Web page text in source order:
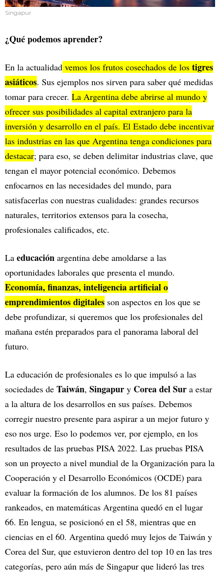
Singapur
¿Qué podemos aprender?
En la actualidad vemos los frutos cosechados de los tigres
asiáticos. Sus ejemplos nos sirven para saber qué medidas
tomar para crecer. La Argentina debe abrirse al mundo y
ofrecer sus posibilidades al capital extranjero para la
inversión y desarrollo en el país. El Estado debe incentivar
las industrias en las que Argentina tenga condiciones para
destacar; para eso, se deben delimitar industrias clave, que
tengan el mayor potencial económico. Debemos
enfocarnos en las necesidades del mundo, para
satisfacerlas con nuestras cualidades: grandes recursos
naturales, territorios extensos para la cosecha,
profesionales calificados, etc.
La educación argentina debe amoldarse a las
oportunidades laborales que presenta el mundo.
Economía, finanzas, inteligencia artificial o
emprendimientos digitales son aspectos en los que se
debe profundizar, si queremos que los profesionales del
mañana estén preparados para el panorama laboral del
futuro.
La educación de profesionales es lo que impulsó a las
sociedades de Taiwán, Singapur y Corea del Sur a estar
a la altura de los desarrollos en sus países. Debemos
corregir nuestro presente para aspirar a un mejor futuro y
eso nos urge. Eso lo podemos ver, por ejemplo, en los
resultados de las pruebas PISA 2022. Las pruebas PISA
son un proyecto a nivel mundial de la Organización para la
Cooperación y el Desarrollo Económicos (OCDE) para
evaluar la formación de los alumnos. De los 81 países
rankeados, en matemáticas Argentina quedó en el lugar
66. En lengua, se posicionó en el 58, mientras que en
ciencias en el 60. Argentina quedó muy lejos de Taiwán y
Corea del Sur, que estuvieron dentro del top 10 en las tres
categorías, pero aún más de Singapur que lideró las tres